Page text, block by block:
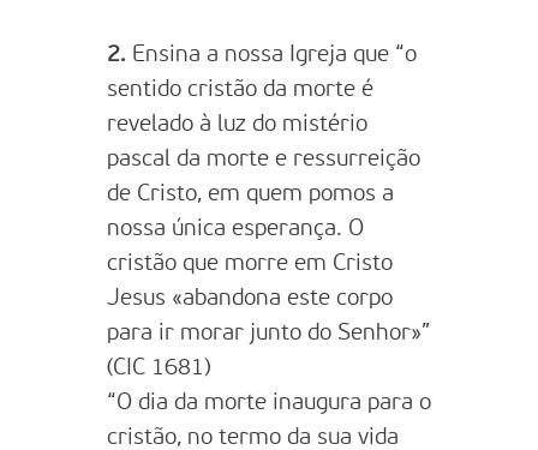
2. Ensina a nossa Igreja que “o
sentido cristão da morte é
revelado à luz do mistério
pascal da morte e ressurreição
de Cristo, em quem pomos a
nossa única esperança. O
cristão que morre em Cristo
Jesus «abandona este corpo
para ir morar junto do Senhor»”
(CIC 1681)
“O dia da morte inaugura para o
cristão, no termo da sua vida